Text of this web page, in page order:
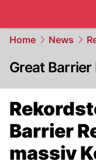
Home News
Great Barrier
Barrier
massiv